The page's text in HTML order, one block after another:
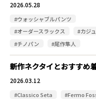
2026.05.28
#ウォッシャブルパンツ
#オーダースラックス
#カジ
#チノパン
#尾作隼人
新作ネクタイとおすすめ
2026.03.12
#Classico Seta
#Fermo